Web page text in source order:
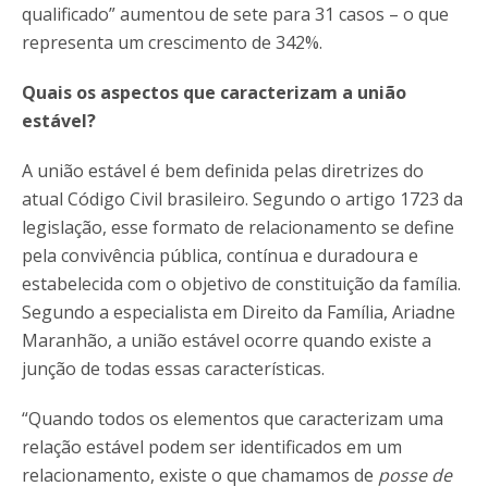
qualificado” aumentou de sete para 31 casos – o que
representa um crescimento de 342%.
Quais os aspectos que caracterizam a união
estável?
A união estável é bem definida pelas diretrizes do
atual Código Civil brasileiro. Segundo o artigo 1723 da
legislação, esse formato de relacionamento se define
pela convivência pública, contínua e duradoura e
estabelecida com o objetivo de constituição da família.
Segundo a especialista em Direito da Família, Ariadne
Maranhão, a união estável ocorre quando existe a
junção de todas essas características.
“Quando todos os elementos que caracterizam uma
relação estável podem ser identificados em um
relacionamento, existe o que chamamos de posse de